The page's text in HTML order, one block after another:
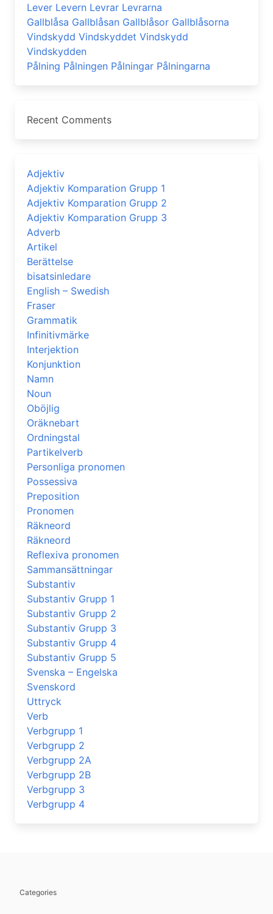
Lever Levern Levrar Levrarna
Gallblåsa Gallblåsan Gallblåsor Gallblåsorna
Vindskydd Vindskyddet Vindskydd
Vindskydden
Pålning Pålningen Pålningar Pålningarna
Recent Comments
Adjektiv
Adjektiv Komparation Grupp 1
Adjektiv Komparation Grupp 2
Adjektiv Komparation Grupp 3
Adverb
Artikel
Berättelse
bisatsinledare
English – Swedish
Fraser
Grammatik
Infinitivmärke
Interjektion
Konjunktion
Namn
Noun
Oböjlig
Oräknebart
Ordningstal
Partikelverb
Personliga pronomen
Possessiva
Preposition
Pronomen
Räkneord
Räkneord
Reflexiva pronomen
Sammansättningar
Substantiv
Substantiv Grupp 1
Substantiv Grupp 2
Substantiv Grupp 3
Substantiv Grupp 4
Substantiv Grupp 5
Svenska – Engelska
Svenskord
Uttryck
Verb
Verbgrupp 1
Verbgrupp 2
Verbgrupp 2A
Verbgrupp 2B
Verbgrupp 3
Verbgrupp 4
Categories